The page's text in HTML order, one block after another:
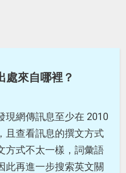
處來自哪裡？
現網傳訊息至少在 2010
且查看訊息的撰文方式
方式不太一樣，詞彙語
此再進一步搜索英文關